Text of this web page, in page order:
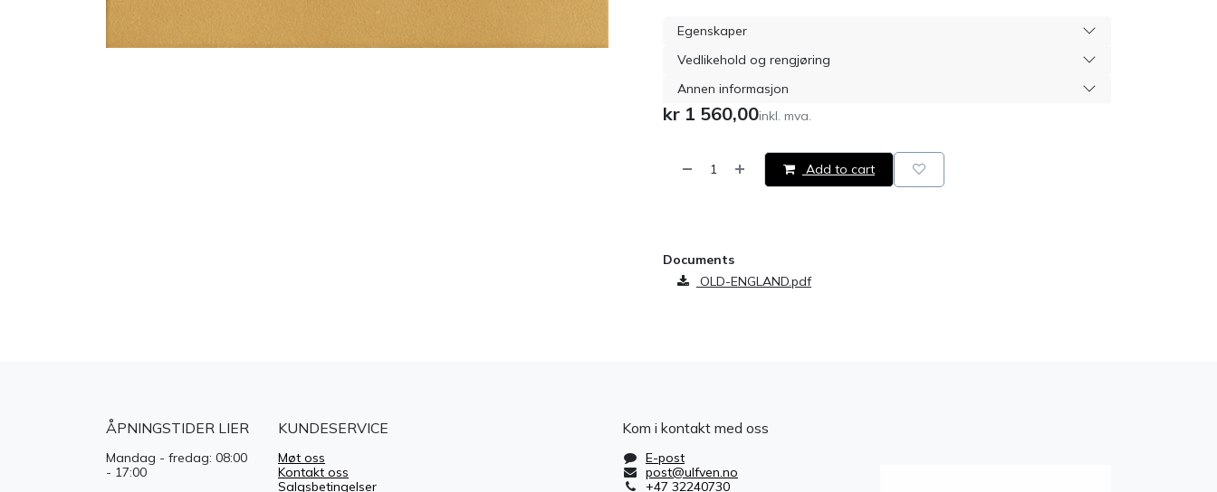
Egenskaper
Vedlikehold og rengjøring
Annen informasjon
kr 1 560,00inkl. mva.
Add to cart
Documents
OLD-ENGLAND.pdf
ÅPNINGSTIDER LIER
Mandag - fredag: 08:00
- 17:00
KUNDESERVICE
Møt oss
Kontakt oss
Salgsbetingelser
Kom i kontakt med oss
E-post
post@ulfven.no
+47 32240730